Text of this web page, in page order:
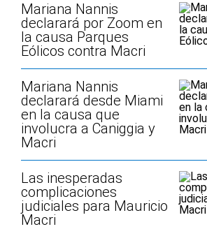
Mariana Nannis
declarará por Zoom en
la causa Parques
Eólicos contra Macri
Mariana Nannis
declarará desde Miami
en la causa que
involucra a Caniggia y
Macri
Las inesperadas
complicaciones
judiciales para Mauricio
Macri